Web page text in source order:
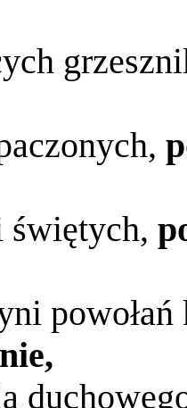
świętych,
powołań